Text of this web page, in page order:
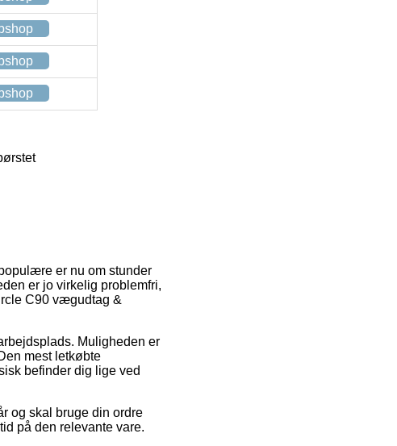
er nu om stunder
er jo virkelig problemfri,
C90 vægudtag &
Muligheden er
mest letkøbte
befinder dig lige ved
og skal bruge din ordre
på den relevante vare.